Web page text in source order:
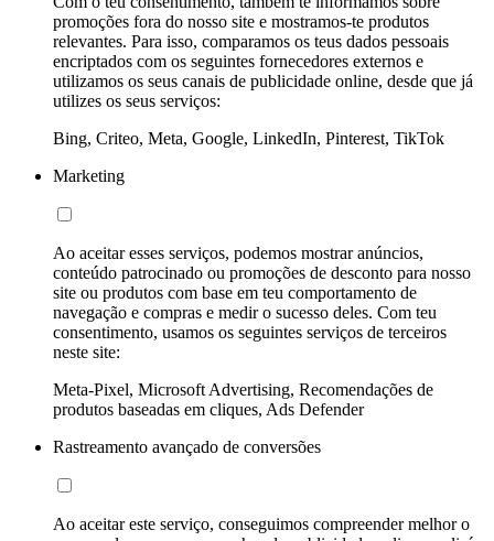
promoções fora do nosso site e mostramos-te produtos
relevantes. Para isso, comparamos os teus dados pessoais
encriptados com os seguintes fornecedores externos e
utilizamos os seus canais de publicidade online, desde que já
utilizes os seus serviços:
Bing, Criteo, Meta, Google, LinkedIn, Pinterest, TikTok
Marketing
Ao aceitar esses serviços, podemos mostrar anúncios,
conteúdo patrocinado ou promoções de desconto para nosso
site ou produtos com base em teu comportamento de
navegação e compras e medir o sucesso deles. Com teu
consentimento, usamos os seguintes serviços de terceiros
neste site:
Meta-Pixel, Microsoft Advertising, Recomendações de
produtos baseadas em cliques, Ads Defender
Rastreamento avançado de conversões
Ao aceitar este serviço, conseguimos compreender melhor o